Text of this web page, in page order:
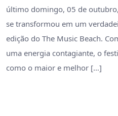
último domingo, 05 de
se transformou em um
edição do The Music Beach.
uma energia contagiante, o
como o maior e melhor […]